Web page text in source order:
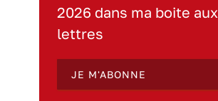
2026 dans ma boite aux
lettres
JE M'ABONNE